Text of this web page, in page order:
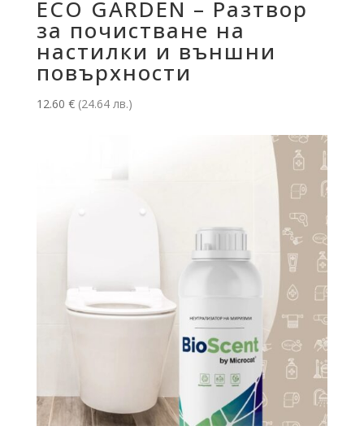
ECO GARDEN – Разтвор
за почистване на
настилки и външни
повърхности
12.60 € (24.64 лв.)